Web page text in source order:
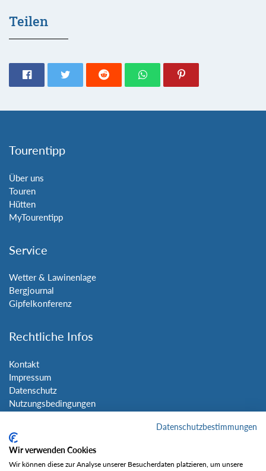
Teilen
Tourentipp
Über uns
Touren
Hütten
MyTourentipp
Service
Wetter & Lawinenlage
Bergjournal
Gipfelkonferenz
Rechtliche Infos
Kontakt
Impressum
Datenschutz
Nutzungsbedingungen
Social Media
Datenschutzbestimmungen
Wir verwenden Cookies
Wir können diese zur Analyse unserer Besucherdaten platzieren, um unsere